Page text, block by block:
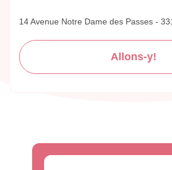
14 Avenue Notre Dame des Passes -
Allons-y!